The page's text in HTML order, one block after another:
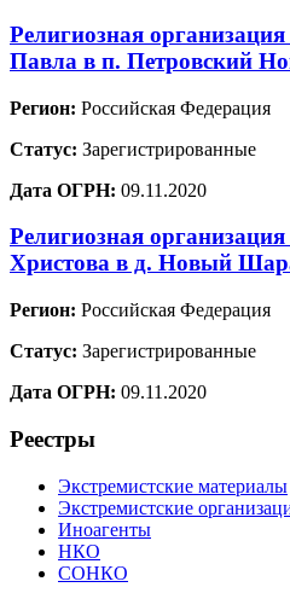
Религиозная
Павла в п. Петровский
Регион: Российская Федерация
Статус: Зарегистрированные
Дата ОГРН: 09.11.2020
Религиозная
Христова в д. Новый
Регион: Российская Федерация
Статус: Зарегистрированные
Дата ОГРН: 09.11.2020
Реестры
Экстремистские материалы
Экстремистские
Иноагенты
НКО
СОНКО